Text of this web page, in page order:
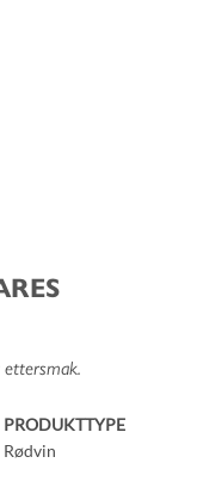
ettersmak.
PRODUKTTYPE
Rødvin